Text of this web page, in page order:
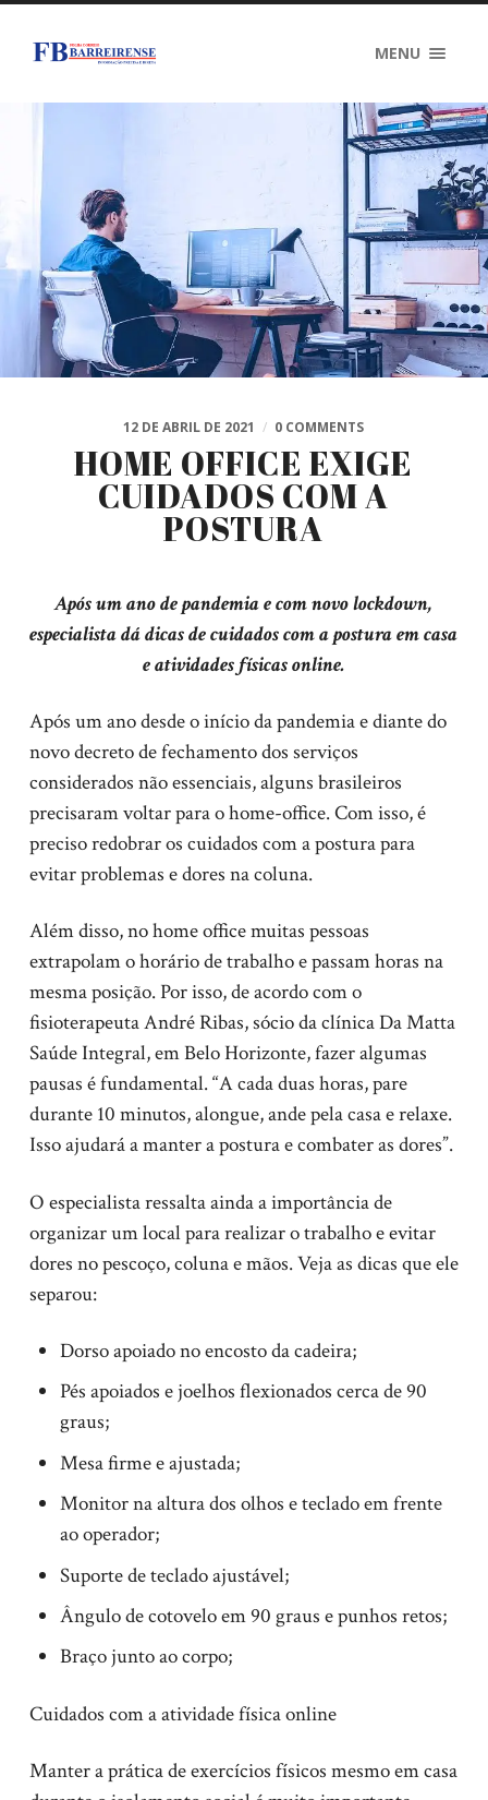
MENU
12 DE ABRIL DE 2021 / 0 COMMENTS
HOME OFFICE EXIGE
CUIDADOS COM A
POSTURA
Após um ano de pandemia e com novo lockdown,
especialista dá dicas de cuidados com a postura em casa
e atividades físicas online.
Após um ano desde o início da pandemia e diante do
novo decreto de fechamento dos serviços
considerados não essenciais, alguns brasileiros
precisaram voltar para o home-office. Com isso, é
preciso redobrar os cuidados com a postura para
evitar problemas e dores na coluna.
Além disso, no home office muitas pessoas
extrapolam o horário de trabalho e passam horas na
mesma posição. Por isso, de acordo com o
fisioterapeuta André Ribas, sócio da clínica Da Matta
Saúde Integral, em Belo Horizonte, fazer algumas
pausas é fundamental. “A cada duas horas, pare
durante 10 minutos, alongue, ande pela casa e relaxe.
Isso ajudará a manter a postura e combater as dores”.
O especialista ressalta ainda a importância de
organizar um local para realizar o trabalho e evitar
dores no pescoço, coluna e mãos. Veja as dicas que ele
separou:
Dorso apoiado no encosto da cadeira;
Pés apoiados e joelhos flexionados cerca de 90
graus;
Mesa firme e ajustada;
Monitor na altura dos olhos e teclado em frente
ao operador;
Suporte de teclado ajustável;
Ângulo de cotovelo em 90 graus e punhos retos;
Braço junto ao corpo;
Cuidados com a atividade física online
Manter a prática de exercícios físicos mesmo em casa